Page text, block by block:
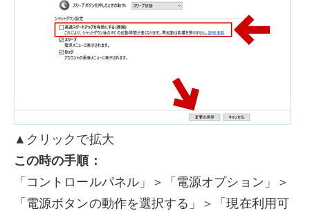
▲クリックで拡大
この時の手順：
「コントロールパネル」＞「電源オプション」＞
「電源ボタンの動作を選択する」＞「現在利用可